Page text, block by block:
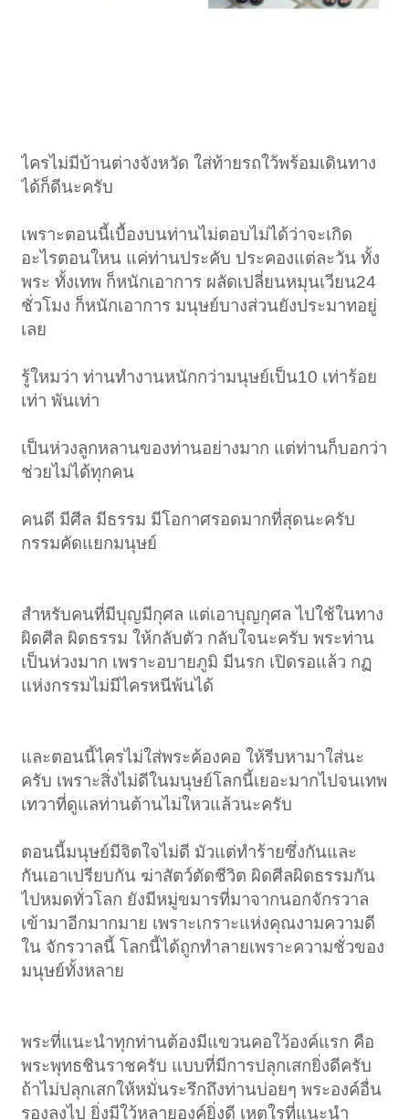
ไครไม่มีบ้านต่างจังหวัด ใส่ท้ายรถใว้พร้อมเดินทาง
ได้ก็ดีนะครับ
เพราะตอนนี้เบื้องบนท่านไม่ตอบไม่ได้ว่าจะเกิด
อะไรตอนใหน แค่ท่านประคับ ประคองแต่ละวัน ทั้ง
พระ ทั้งเทพ ก็หนักเอาการ ผลัดเปลี่ยนหมุนเวียน24
ชั่วโมง ก็หนักเอาการ มนุษย์บางส่วนยังประมาทอยู่
เลย
รู้ใหมว่า ท่านทำงานหนักกว่ามนุษย์เป็น10 เท่าร้อย
เท่า พันเท่า
เป็นห่วงลูกหลานของท่านอย่างมาก แต่ท่านก็บอกว่า
ช่วยไม่ได้ทุกคน
คนดี มีศีล มีธรรม มีโอกาศรอดมากที่สุดนะครับ
กรรมคัดแยกมนุษย์
สำหรับคนที่มีบุญมีกุศล แต่เอาบุญกุศล ไปใช้ในทาง
ผิดศีล ผิดธรรม ให้กลับตัว กลับใจนะครับ พระท่าน
เป็นห่วงมาก เพราะอบายภูมิ มีนรก เปิดรอแล้ว กฏ
แห่งกรรมไม่มีไครหนีพ้นได้
และตอนนี้ไครไม่ใส่พระค้องคอ ให้รีบหามาใส่นะ
ครับ เพราะสิ่งไม่ดีในมนุษย์โลกนี้เยอะมากไปจนเทพ
เทวาที่ดูแลท่านต้านไม่ใหวแล้วนะครับ
ตอนนี้มนุษย์มีจิตใจไม่ดี มัวแต่ทำร้ายซึ่งกันและ
กันเอาเปรียบกัน ฆ่าสัตว์ตัดชีวิต ผิดศีลผิดธรรมกัน
ไปหมดทั่วโลก ยังมีหมู่ขมารที่มาจากนอกจักรวาล
เข้ามาอีกมากมาย เพราะเกราะแห่งคุณงามความดี
ใน จักรวาลนี้ โลกนี้ได้ถูกทำลายเพราะความชั่วของ
มนุษย์ทั้งหลาย
พระที่แนะนำทุกท่านต้องมีแขวนคอใว้องค์แรก คือ
พระพุทธชินราชครับ แบบที่มีการปลุกเสกยิ่งดีครับ
ถ้าไม่ปลุกเสกให้หมั่นระรึกถึงท่านบ่อยๆ พระองค์อื่น
รองลงไป ยิ่งมีใว้หลายองค์ยิ่งดี เหตุใรที่แนะนำ